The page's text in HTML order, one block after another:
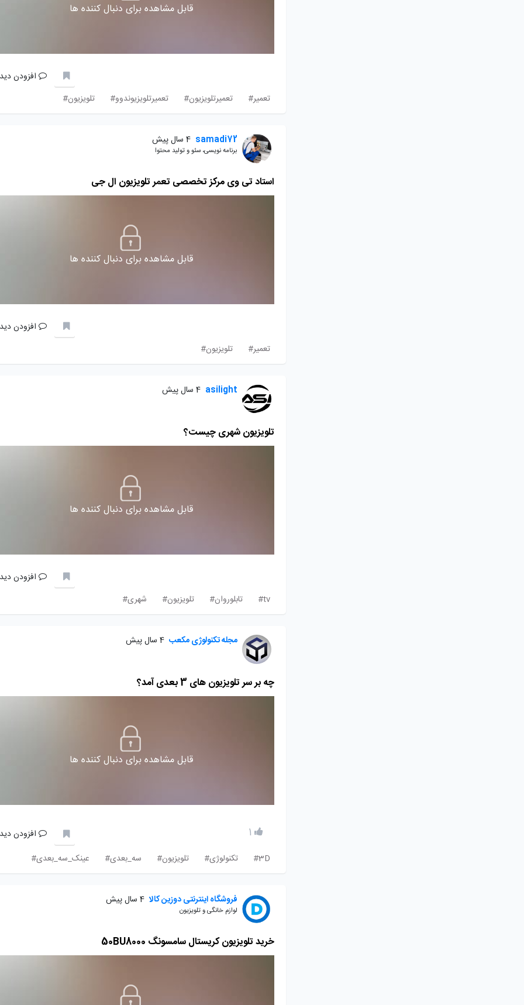
قابل مشاهده برای دنبال کننده ها
افزودن
تعمیر#
تعمیرتلویزیون# تعمیرتلویزیوندوو# تلویزیون#
samadi72 4 سال پیش
برنامه نویسی، سئو و تولید محتوا
استاد تی وی مرکز تخصصی تعمر تلویزیون ال جی
قابل مشاهده برای دنبال کننده ها
افزودن
تعمیر#
تلویزیون#
asilight 4 سال پیش
تلویزیون شهری چیست؟
قابل مشاهده برای دنبال کننده ها
افزودن
tv#
تابلوروان# تلویزیون# شهری#
مجله تکنولوژی مکعب 4 سال پیش
چه بر سر تلویزیون های 3 بعدی آمد؟
قابل مشاهده برای دنبال کننده ها
1
افزودن
3D#
تکنولوژی# تلویزیون# سه_بعدی# عینک_سه_بعدی#
فروشگاه اینترنتی دوزین کالا 4 سال پیش
لوازم خانگی و تلویزیون
خرید تلویزیون کریستال سامسونگ 50BU8000